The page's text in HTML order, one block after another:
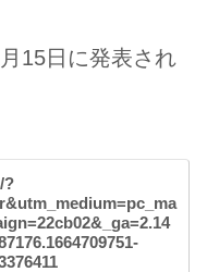
15日に発表され
?